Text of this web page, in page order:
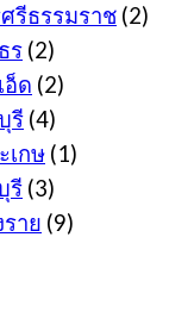
รีธรรมราช (2)
ร (2)
อ็ด (2)
รี (4)
เกษ (1)
รี (3)
าย (9)